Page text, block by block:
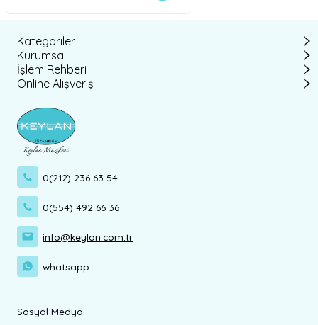
Kategoriler
Kurumsal
İşlem Rehberi
Online Alışveriş
0(212) 236 63 54
0(554) 492 66 36
info@keylan.com.tr
whatsapp
Sosyal Medya